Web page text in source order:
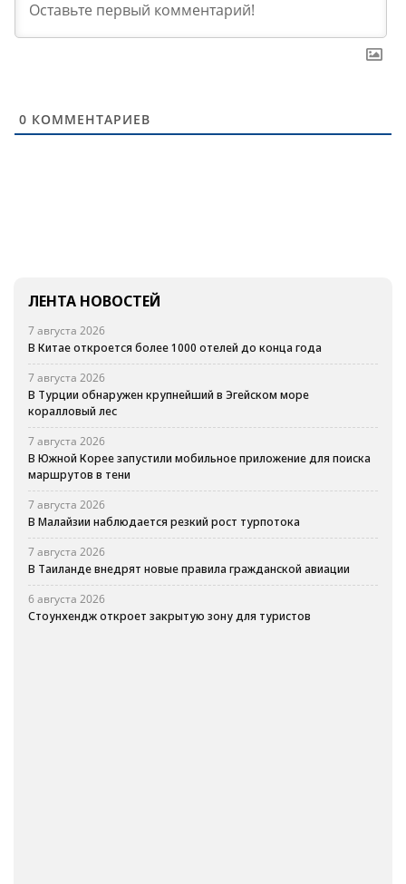
0 КОММЕНТАРИЕВ
ЛЕНТА НОВОСТЕЙ
7 августа 2026
В Китае откроется более 1000 отелей до конца года
7 августа 2026
В Турции обнаружен крупнейший в Эгейском море
коралловый лес
7 августа 2026
В Южной Корее запустили мобильное приложение для поиска
маршрутов в тени
7 августа 2026
В Малайзии наблюдается резкий рост турпотока
7 августа 2026
В Таиланде внедрят новые правила гражданской авиации
6 августа 2026
Стоунхендж откроет закрытую зону для туристов